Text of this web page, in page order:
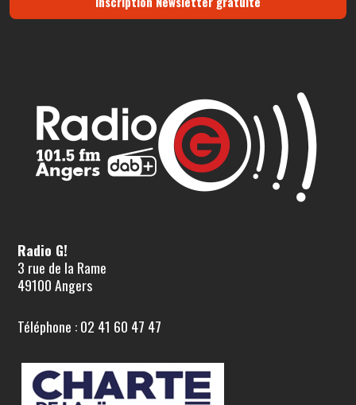
Radio G!
3 rue de la Rame
49100 Angers
Téléphone : 02 41 60 47 47